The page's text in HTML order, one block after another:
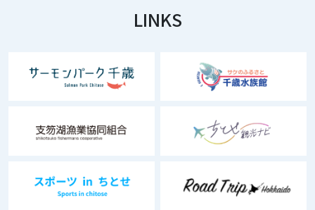
LINKS